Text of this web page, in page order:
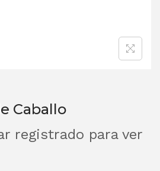
Caballo
registrado para ver